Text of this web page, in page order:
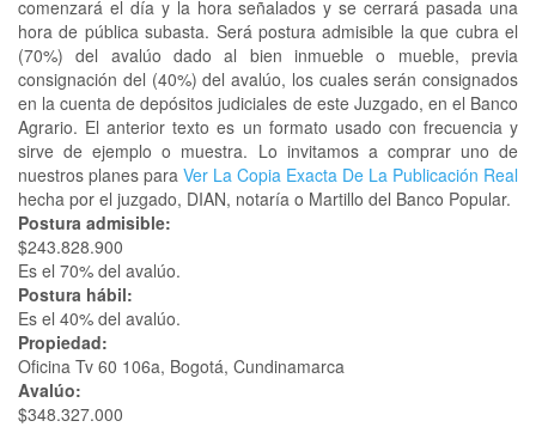
comenzará el día y la hora señalados y se cerrará pasada una
hora de pública subasta. Será postura admisible la que cubra el
(70%) del avalúo dado al bien inmueble o mueble, previa
consignación del (40%) del avalúo, los cuales serán consignados
en la cuenta de depósitos judiciales de este Juzgado, en el Banco
Agrario. El anterior texto es un formato usado con frecuencia y
sirve de ejemplo o muestra. Lo invitamos a comprar uno de
nuestros planes para Ver La Copia Exacta De La Publicación Real
hecha por el juzgado, DIAN, notaría o Martillo del Banco Popular.
Postura admisible:
$243.828.900
Es el 70% del avalúo.
Postura hábil:
Es el 40% del avalúo.
Propiedad:
Oficina Tv 60 106a, Bogotá, Cundinamarca
Avalúo:
$348.327.000